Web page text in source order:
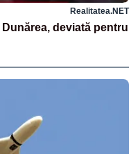
Realitatea.NET
deviată pentru